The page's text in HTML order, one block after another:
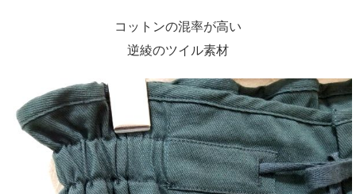
コットンの混率が高い
逆綾のツイル素材